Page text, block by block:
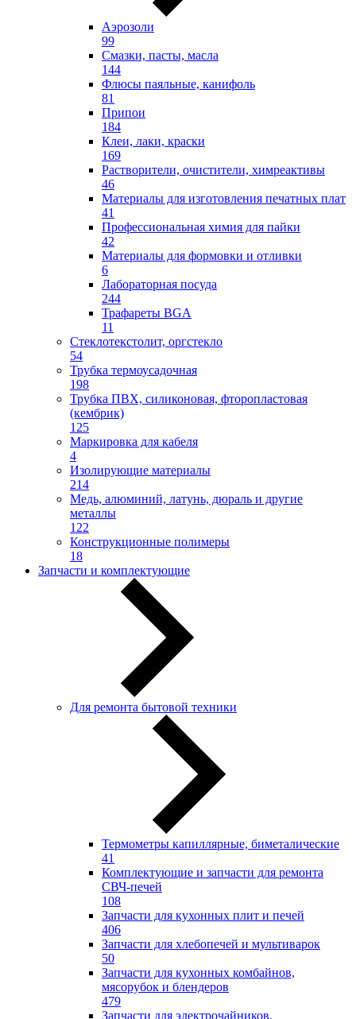
Аэрозоли
99
Смазки, пасты, масла
144
Флюсы паяльные, канифоль
81
Припои
184
Клеи, лаки, краски
169
Растворители, очистители, химреактивы
46
Материалы для изготовления печатных плат
41
Профессиональная химия для пайки
42
Материалы для формовки и отливки
6
Лабораторная посуда
244
Трафареты BGA
11
Стеклотекстолит, оргстекло
54
Трубка термоусадочная
198
Трубка ПВХ, силиконовая, фторопластовая
(кембрик)
125
Маркировка для кабеля
4
Изолирующие материалы
214
Медь, алюминий, латунь, дюраль и другие
металлы
122
Конструкционные полимеры
18
Запчасти и комплектующие
Для ремонта бытовой техники
Термометры капиллярные, биметалические
41
Комплектующие и запчасти для ремонта
СВЧ-печей
108
Запчасти для кухонных плит и печей
406
Запчасти для хлебопечей и мультиварок
50
Запчасти для кухонных комбайнов,
мясорубок и блендеров
479
Запчасти для электрочайников,